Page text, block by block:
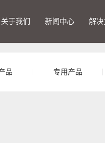
关于我们 新闻中心 解决
品 专用产品